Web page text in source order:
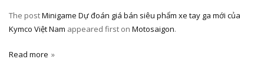
The postMinigame Dự đoán giá bán siêu phẩm xe tay ga mới của
Kymco Việt Nam appeared first on Motosaigon.
Read more